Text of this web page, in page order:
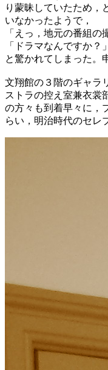
り蒙昧していたため，
いなかったようで，
「えっ，地元の番組の
「ドラマなんですか？」
と驚かれてしまった
文翔館の３階のギャラ
ストラの控え室兼衣裳
の方々も到着早々に，
らい，明治時代のセレ